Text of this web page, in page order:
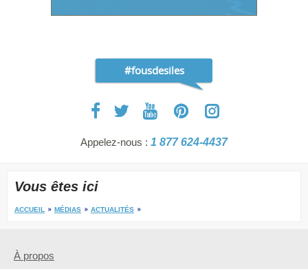
#fousdesiles
Appelez-nous : 1 877 624-4437
Vous êtes ici
ACCUEIL MÉDIAS ACTUALITÉS
À propos